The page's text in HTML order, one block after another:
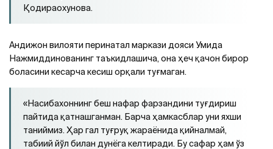
Қодираохунова.
Андижон вилояти перинатал маркази дояси Умида
Нажмиддинованинг таъкидлашича, она ҳеч қачон бирор
боласини кесарча кесиш орқали туғмаган.
«Насибахоннинг беш нафар фарзандини туғдириш
пайтида қатнашганман. Барча ҳамкасблар уни яхши
таниймиз. Ҳар гал туғруқ жараёнида қийналмай,
табиий йўл билан дунёга келтиради. Бу сафар ҳам ўз